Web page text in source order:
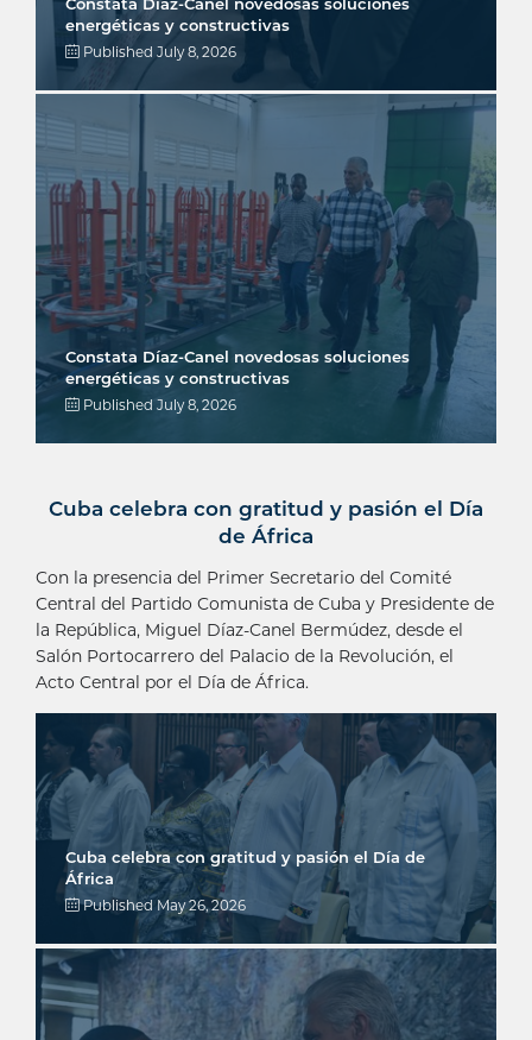
energéticas y constructivas
Published July 8, 2026
Constata Díaz-Canel novedosas soluciones
energéticas y constructivas
Published July 8, 2026
Cuba celebra con gratitud y pasión el Día
de África
Con la presencia del Primer Secretario del Comité
Central del Partido Comunista de Cuba y Presidente de
la República, Miguel Díaz-Canel Bermúdez, desde el
Salón Portocarrero del Palacio de la Revolución, el
Acto Central por el Día de África.
Cuba celebra con gratitud y pasión el Día de
África
Published May 26, 2026